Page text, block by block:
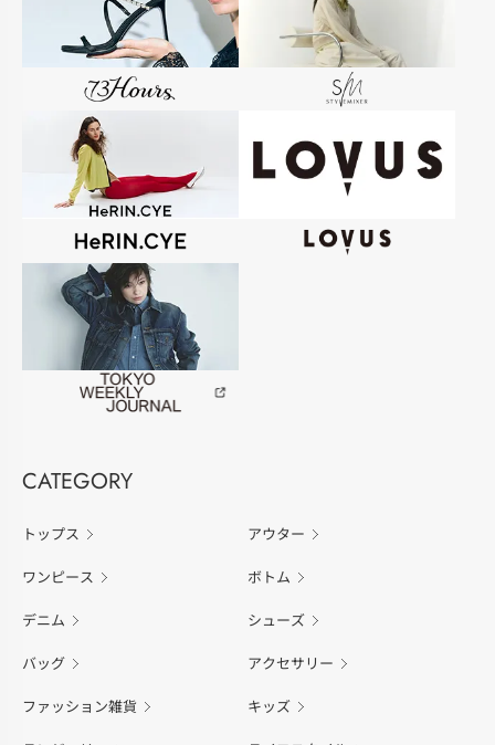
CATEGORY
トップス アウター
ワンピース ボトム
デニム シューズ
バッグ アクセサリー
ファッション雑貨 キッズ